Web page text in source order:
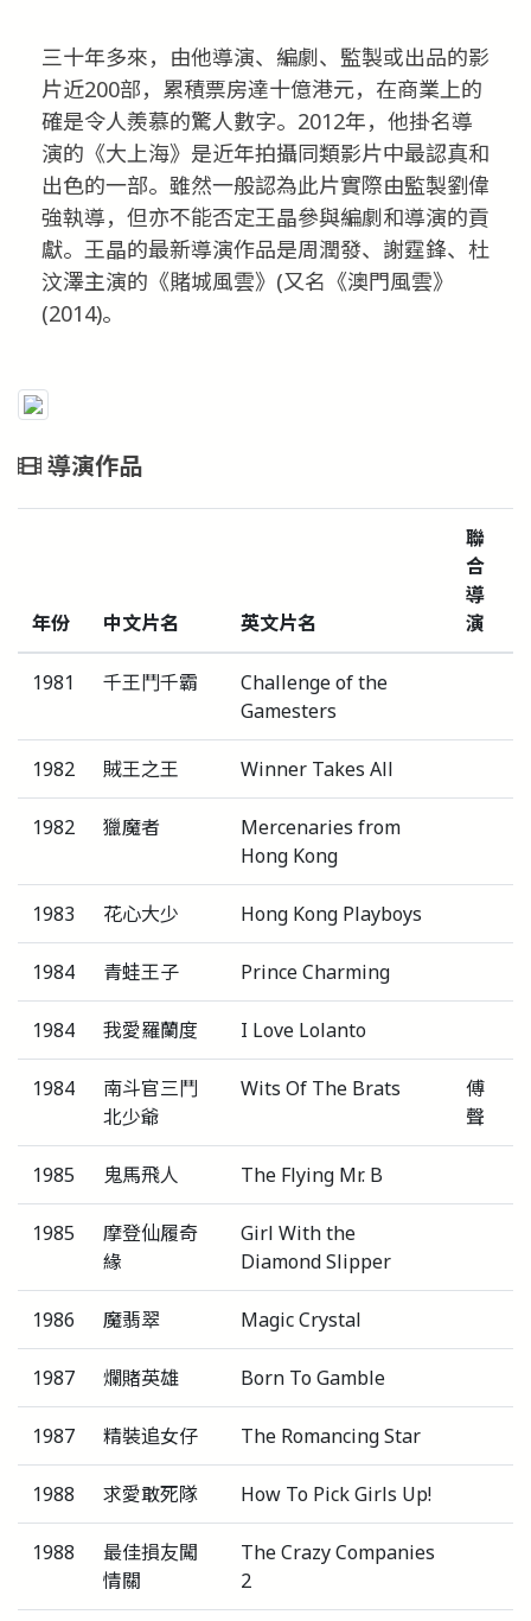
三十年多來，由他導演、編劇、監製或出品的影
片近200部，累積票房達十億港元，在商業上的
確是令人羨慕的驚人數字。2012年，他掛名導
演的《大上海》是近年拍攝同類影片中最認真和
出色的一部。雖然一般認為此片實際由監製劉偉
強執導，但亦不能否定王晶參與編劇和導演的貢
獻。王晶的最新導演作品是周潤發、謝霆鋒、杜
汶澤主演的《賭城風雲》(又名《澳門風雲》
(2014)。
導演作品
年份 中文片名 英文片名
聯
合
導
演
1981 千王鬥千霸
Challenge of the
Gamesters
1982 賊王之王 Winner Takes All
1982 獵魔者
Mercenaries from
Hong Kong
1983 花心大少 Hong Kong Playboys
1984 青蛙王子 Prince Charming
1984 我愛羅蘭度 I Love Lolanto
1984
南斗官三鬥
北少爺
Wits Of The Brats
傅
聲
1985 鬼馬飛人 The Flying Mr. B
1985
摩登仙履奇
緣
Girl With the
Diamond Slipper
1986 魔翡翠 Magic Crystal
1987 爛賭英雄 Born To Gamble
1987 精裝追女仔 The Romancing Star
1988 求愛敢死隊 How To Pick Girls Up!
1988
最佳損友闖
情關
The Crazy Companies
2